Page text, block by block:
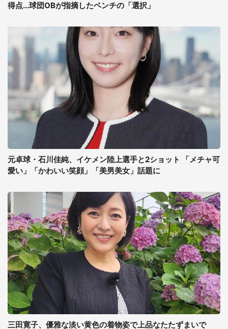
得点...球団OBが指摘したベンチの「選択」
元卓球・石川佳純、イケメン陸上選手と2ショット 「メチャ可
愛い」「かわいい笑顔」「美男美女」話題に
三田寛子、優雅な淡い黄色の着物姿で上品なたたずまいで